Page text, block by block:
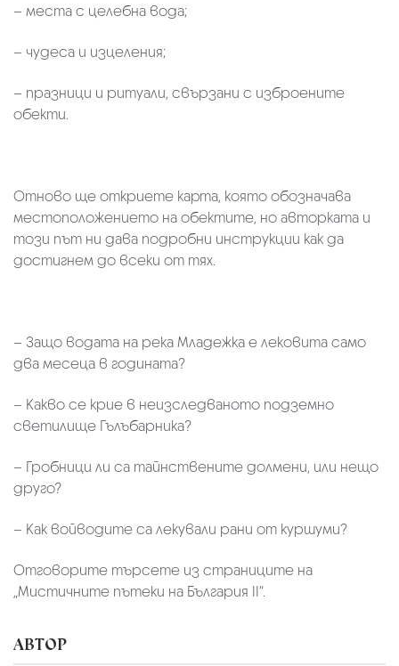
– места с целебна вода;
– чудеса и изцеления;
– празници и ритуали, свързани с изброените
обекти.
Отново ще откриете карта, която обозначава
местоположението на обектите, но авторката и
този път ни дава подробни инструкции как да
достигнем до всеки от тях.
– Защо водата на река Младежка е лековита само
два месеца в годината?
– Какво се крие в неизследваното подземно
светилище Гълъбарника?
– Гробници ли са тайнствените долмени, или нещо
друго?
– Как войводите са лекували рани от куршуми?
Отговорите търсете из страниците на
„Мистичните пътеки на България II“.
АВТОР